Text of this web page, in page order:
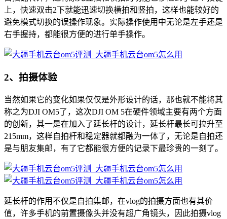
上，快速双击2下就能迅速切换横拍和竖拍，这样也能较好的
避免模式切换的误操作现象。实际操作使用中无论是左手还是
右手握持，都能很方便的进行单手操作。
2、拍摄体验
当然如果它的变化如果仅仅是外形设计的话，那也就不能将其
称之为DJI OM5了，这次DJI OM 5在硬件领域主要有两个方面
的创新，其一是在加入了延长杆的设计，延长杆最长可拉升至
215mm，这样自拍杆和稳定器就都融为一体了，无论是自拍还
是与朋友集邮，有了它都能很方便的记录下最珍贵的一刻了。
延长杆的作用不仅是自拍集邮，在vlog的拍摄方面也有其价
值，许多手机的前置摄像头并没有超广角镜头，因此拍摄vlog